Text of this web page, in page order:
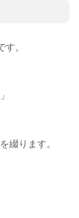
す。
綴ります。